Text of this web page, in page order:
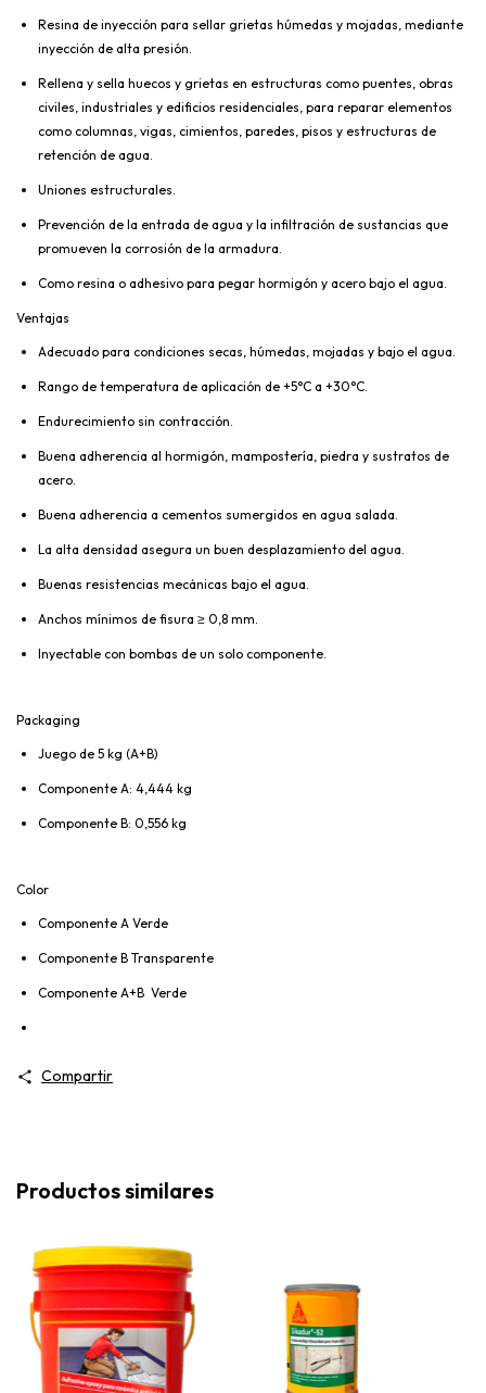
Resina de inyección para sellar grietas húmedas y mojadas, mediante
inyección de alta presión.
Rellena y sella huecos y grietas en estructuras como puentes, obras
civiles, industriales y edificios residenciales, para reparar elementos
como columnas, vigas, cimientos, paredes, pisos y estructuras de
retención de agua.
Uniones estructurales.
Prevención de la entrada de agua y la infiltración de sustancias que
promueven la corrosión de la armadura.
Como resina o adhesivo para pegar hormigón y acero bajo el agua.
Ventajas
Adecuado para condiciones secas, húmedas, mojadas y bajo el agua.
Rango de temperatura de aplicación de +5°C a +30°C.
Endurecimiento sin contracción.
Buena adherencia al hormigón, mampostería, piedra y sustratos de
acero.
Buena adherencia a cementos sumergidos en agua salada.
La alta densidad asegura un buen desplazamiento del agua.
Buenas resistencias mecánicas bajo el agua.
Anchos mínimos de fisura ≥ 0,8 mm.
Inyectable con bombas de un solo componente.
Packaging
Juego de 5 kg (A+B)
Componente A: 4,444 kg
Componente B: 0,556 kg
Color
Componente A Verde
Componente B Transparente
Componente A+B Verde
Compartir
Productos similares